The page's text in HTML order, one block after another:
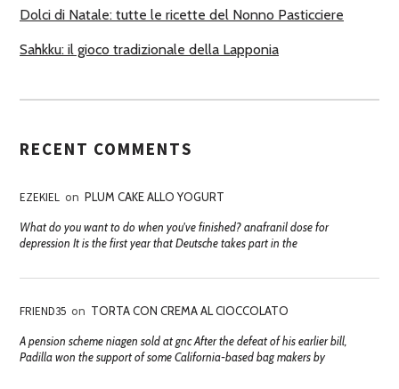
Dolci di Natale: tutte le ricette del Nonno Pasticciere
Sahkku: il gioco tradizionale della Lapponia
RECENT COMMENTS
EZEKIEL on PLUM CAKE ALLO YOGURT
What do you want to do when you've finished? anafranil dose for
depression It is the first year that Deutsche takes part in the
FRIEND35 on TORTA CON CREMA AL CIOCCOLATO
A pension scheme niagen sold at gnc After the defeat of his earlier bill,
Padilla won the support of some California-based bag makers by